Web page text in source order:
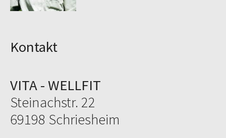
Kontakt
VITA - WELLFIT
Steinachstr. 22
69198 Schriesheim